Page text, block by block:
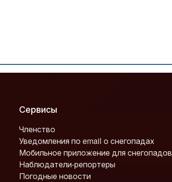
Сервисы
Членство
Уведомления по email о снегопадах
Мобильное приложение для снегопадов
Наблюдатели-репортеры
Погодные новости